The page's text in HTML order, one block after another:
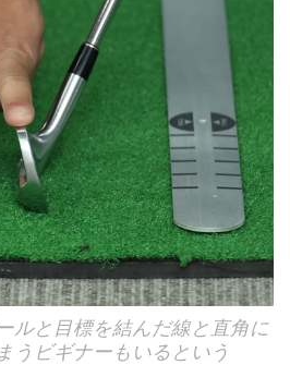
ルと目標を結んだ線と直角に
うビギナーもいるという